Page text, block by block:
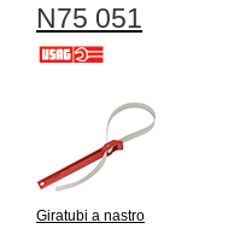
N75 051
Giratubi a nastro